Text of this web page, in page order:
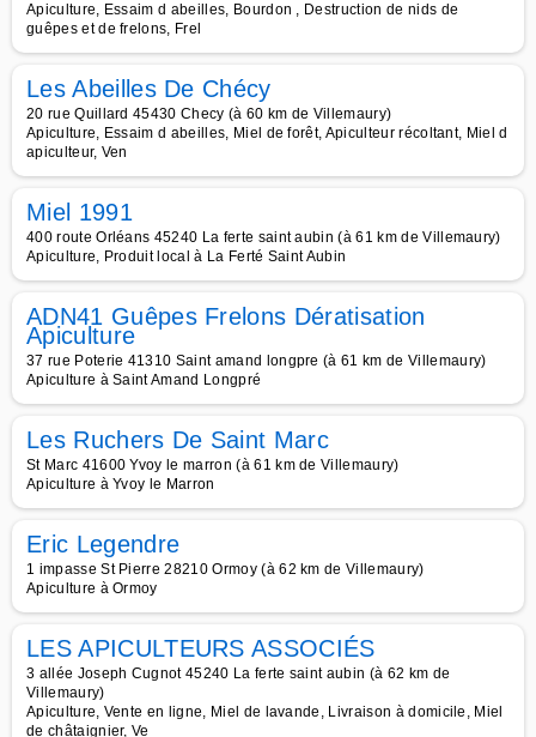
Apiculture, Essaim d abeilles, Bourdon , Destruction de nids de
guêpes et de frelons, Frel
Les Abeilles De Chécy
20 rue Quillard 45430 Checy (à 60 km de Villemaury)
Apiculture, Essaim d abeilles, Miel de forêt, Apiculteur récoltant, Miel d
apiculteur, Ven
Miel 1991
400 route Orléans 45240 La ferte saint aubin (à 61 km de Villemaury)
Apiculture, Produit local à La Ferté Saint Aubin
ADN41 Guêpes Frelons Dératisation
Apiculture
37 rue Poterie 41310 Saint amand longpre (à 61 km de Villemaury)
Apiculture à Saint Amand Longpré
Les Ruchers De Saint Marc
St Marc 41600 Yvoy le marron (à 61 km de Villemaury)
Apiculture à Yvoy le Marron
Eric Legendre
1 impasse St Pierre 28210 Ormoy (à 62 km de Villemaury)
Apiculture à Ormoy
LES APICULTEURS ASSOCIÉS
3 allée Joseph Cugnot 45240 La ferte saint aubin (à 62 km de
Villemaury)
Apiculture, Vente en ligne, Miel de lavande, Livraison à domicile, Miel
de châtaignier, Ve